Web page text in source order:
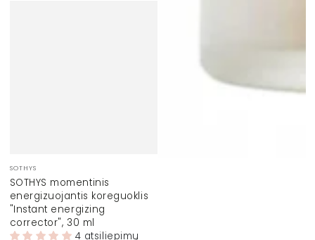
Prekinis
ženklas:
SOTHYS
SOTHYS momentinis
energizuojantis koreguoklis
"Instant energizing
corrector", 30 ml
4 atsiliepimų